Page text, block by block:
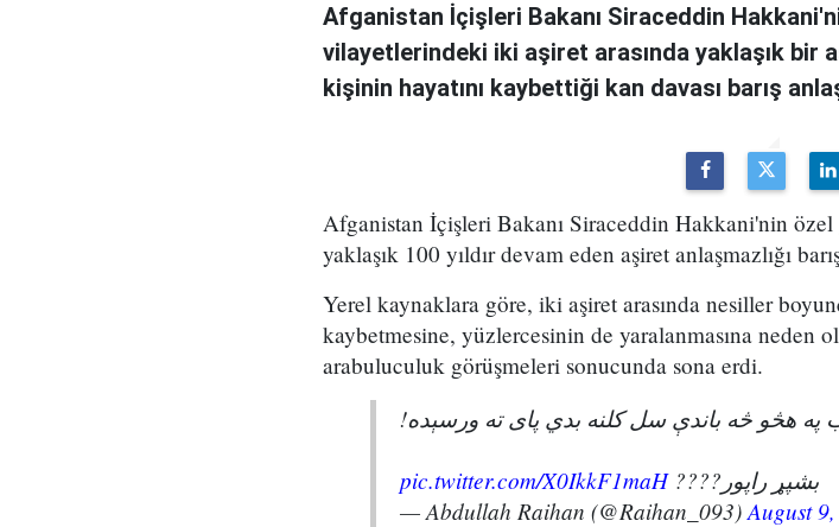
Afganistan İçişleri Bakanı Siraceddin
vilayetlerindeki iki aşiret arasında yaklaşık bir
kişinin hayatını kaybettiği kan davası barış
Afganistan İçişleri Bakanı Siraceddin Hakkani'nin
yaklaşık 100 yıldır devam eden aşiret anlaşmazlığı
Yerel kaynaklara göre, iki aşiret arasında nesiller
kaybetmesine, yüzlercesinin de yaralanmasına neden
arabuluculuk görüşmeleri sonucunda sona erdi.
په هڅو څه باندې سل کلنه بدي پای ته ورسېده!
بشپړ راپور????pic.twitter.com/X0IkkF1maH
— Abdullah Raihan (@Raihan_093)August